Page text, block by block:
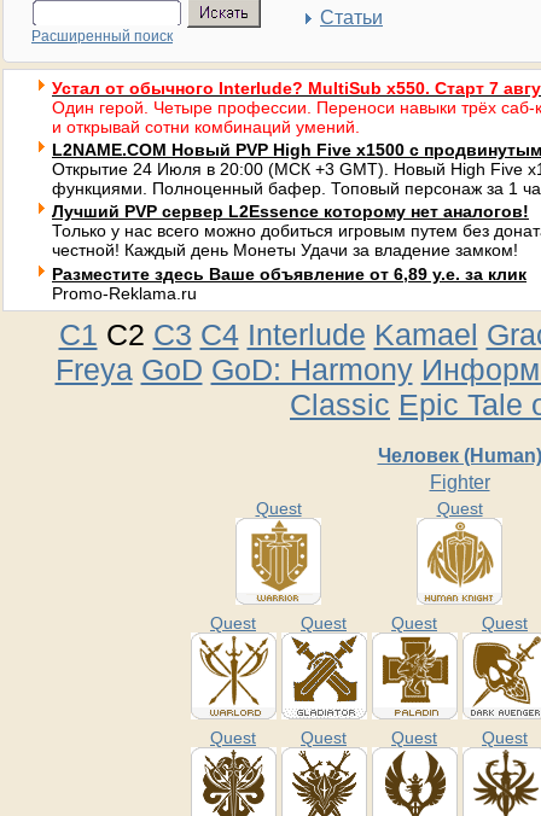
Расширенный поиск
Статьи
Устал от обычного Interlude? MultiSub x550. Старт 7
Один герой. Четыре профессии. Переноси навыки трёх саб-
и открывай сотни комбинаций умений.
L2NAME.COM Новый PVP High Five x1500 с
Открытие 24 Июля в 20:00 (МСК +3 GMT). Новый High Five
функциями. Полноценный бафер. Топовый персонаж за 1
Лучший PVP сервер L2Essence которому нет аналогов!
Только у нас всего можно добиться игровым путем без
честной! Каждый день Монеты Удачи за владение замком!
Разместите здесь Ваше объявление от 6,89 у.е. за клик
Promo-Reklama.ru
C1 C2 C3 C4 Interlude Kamael
Freya GoD GoD: Harmony
Classic Epic Tale
Человек (Human)
Fighter
Quest Quest
Quest Quest Quest Quest
Quest Quest Quest Quest